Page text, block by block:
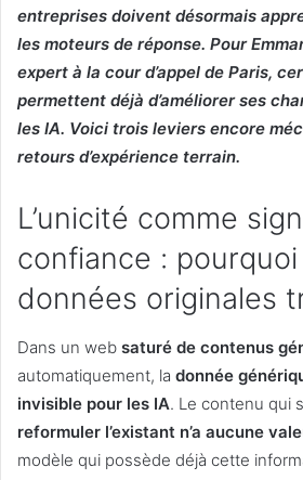
entreprises doivent désormais
les moteurs de réponse. Pour
expert à la cour d’appel de Paris,
permettent déjà d’améliorer ses
les IA. Voici trois leviers encore
retours d’expérience terrain.
L’unicité comme
confiance :
données originales
Dans un web saturé de contenus
automatiquement, la donnée
invisible pour les IA. Le contenu qui
reformuler l’existant n’a aucune
modèle qui possède déjà cette